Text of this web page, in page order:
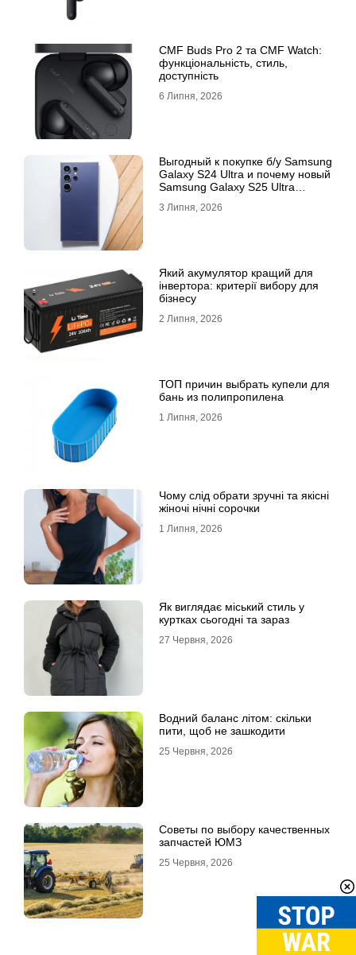
CMF Buds Pro 2 та CMF Watch:
функціональність, стиль,
доступність
6 Липня, 2026
Выгодный к покупке б/у Samsung
Galaxy S24 Ultra и почему новый
Samsung Galaxy S25 Ultra
3 Липня, 2026
Який акумулятор кращий для
інвертора: критерії вибору для
бізнесу
2 Липня, 2026
ТОП причин выбрать купели для
бань из полипропилена
1 Липня, 2026
Чому слід обрати зручні та якісні
жіночі нічні сорочки
1 Липня, 2026
Як виглядає міський стиль у
куртках сьогодні та зараз
27 Червня, 2026
Водний баланс літом: скільки
пити, щоб не зашкодити
25 Червня, 2026
Советы по выбору качественных
запчастей ЮМЗ
25 Червня, 2026